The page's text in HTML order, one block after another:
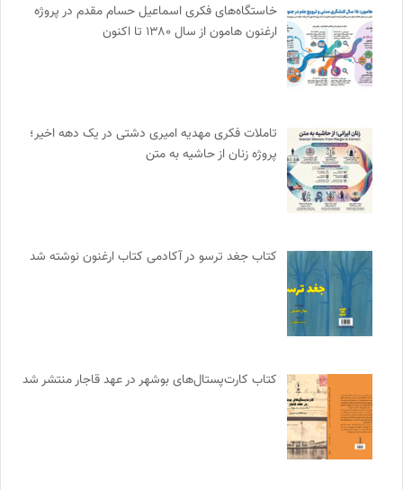
خاستگاه‌های فکری اسماعیل حسام مقدم در پروژه
ارغنون هامون از سال ۱۳۸۰ تا اکنون
تاملات فکری مهدیه امیری دشتی در یک دهه اخیر؛
پروژه زنان از حاشیه به متن
کتاب جغد ترسو در آکادمی کتاب ارغنون نوشته شد
کتاب کارت‌پستال‌های بوشهر در عهد قاجار منتشر شد